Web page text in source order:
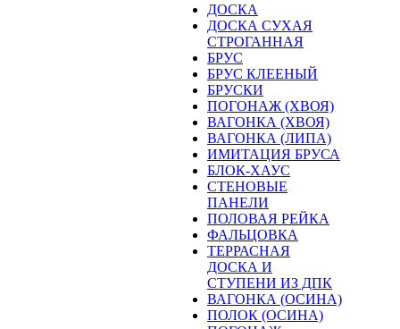
ДОСКА
ДОСКА СУХАЯ
СТРОГАННАЯ
БРУС
БРУС КЛЕЕНЫЙ
БРУСКИ
ПОГОНАЖ (ХВОЯ)
ВАГОНКА (ХВОЯ)
ВАГОНКА (ЛИПА)
ИМИТАЦИЯ БРУСА
БЛОК-ХАУС
СТЕНОВЫЕ
ПАНЕЛИ
ПОЛОВАЯ РЕЙКА
ФАЛЬЦОВКА
ТЕРРАСНАЯ
ДОСКА И
СТУПЕНИ ИЗ ДПК
ВАГОНКА (ОСИНА)
ПОЛОК (ОСИНА)